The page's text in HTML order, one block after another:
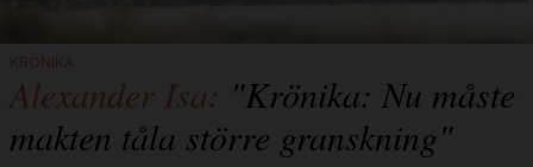
KRÖNIKA
Alexander Isa: "Krönika: Nu måste
makten tåla större granskning"